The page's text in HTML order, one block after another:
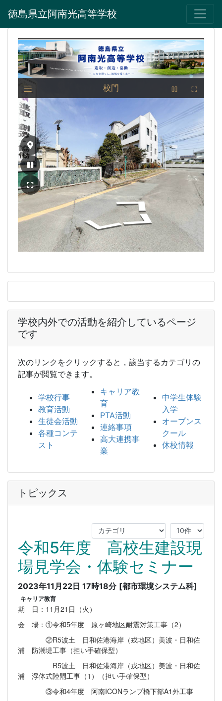
徳島県立阿南光高等学校
学校内外での活動を紹介しているページ
です
次のリンクをクリックすると，該当するカテゴリの
記事が閲覧できます。
学校行事
教育活動
生徒会活動
各種コンテ
スト
キャリア教
育
PTA活動
連絡事項
高大連携事
業
中学生体験
入学
オープンス
クール
休校情報
トピックス
令和5年度 高校生建設現
場見学会・体験セミナー
2023年11月22日 17時18分 [都市環境システム科]
キャリア教育
期 日：11月21日（火）
会 場：①令和5年度 原ヶ崎地区耐震対策工事（2）
②R5波土 日和佐港海岸（戎地区）美波・日和佐
浦 防潮堤工事（担い手確保型）
R5波土 日和佐港海岸（戎地区）美波・日和佐
浦 浮体式陸閘工事（1）（担い手確保型）
③令和4年度 阿南ICONランプ橋下部A1外工事